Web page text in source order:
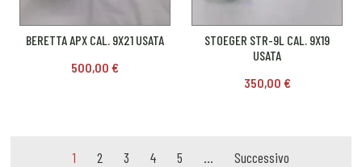
BERETTA APX CAL. 9X21 USATA
500,00 €
STOEGER STR-9L CAL. 9X19
USATA
350,00 €
1 2 3 4 5 … Successivo